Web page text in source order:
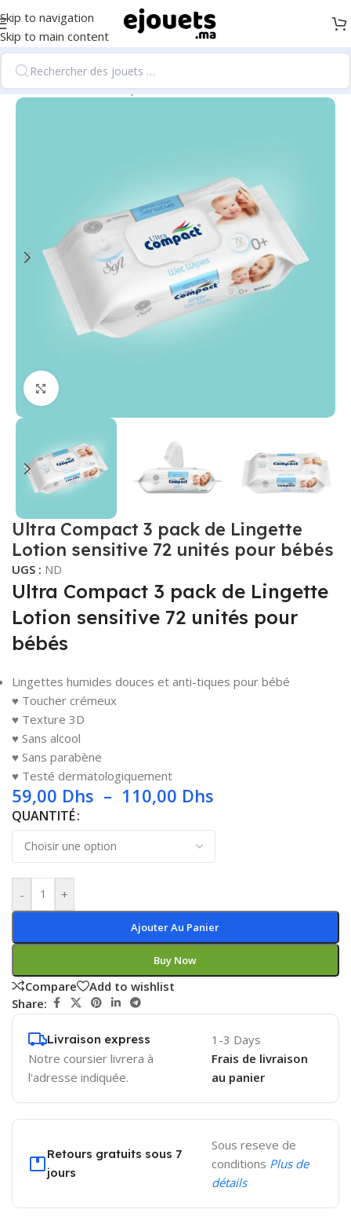
Skip to navigation
Skip to main content
Accueil/bébés et tout petits
Click to enlarge
Ultra Compact 3 pack de Lingette
Lotion sensitive 72 unités pour bébés
UGS : ND
Ultra Compact 3 pack de Lingette
Lotion sensitive 72 unités pour
bébés
Lingettes humides douces et anti-tiques pour bébé
♥ Toucher crémeux
♥ Texture 3D
♥ Sans alcool
♥ Sans parabène
♥ Testé dermatologiquement
59,00 Dhs – 110,00 Dhs
QUANTITÉ
- +
Ajouter Au Panier
Buy Now
Compare
Add to wishlist
Share:
Livraison express
Notre coursier livrera à
l'adresse indiquée.
1-3 Days
Frais de livraison
au panier
Retours gratuits sous 7
jours
Sous reseve de
conditions Plus de
détails